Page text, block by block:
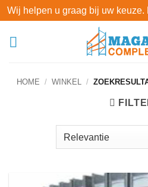
Wij helpen u graag bij uw keuze.
HOME / WINKEL /